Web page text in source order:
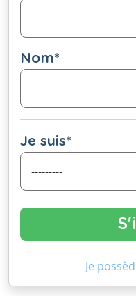
Nom*
Je suis*
Je